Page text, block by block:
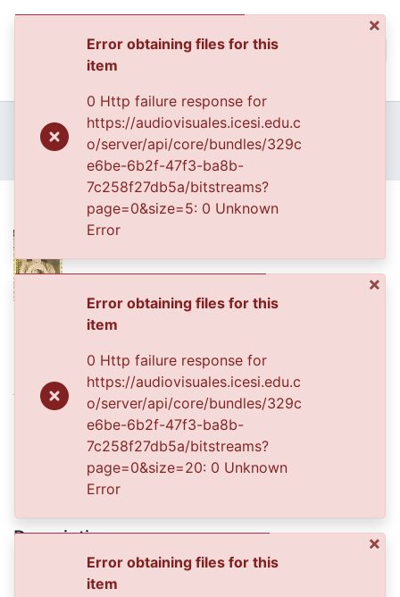
All of DSpace
Statistics
Home
Archivo del Patrimonio Fotográfico y Fílmico del Valle del Cauca
Fondo Archivo del Patrimonio Fotográfico y Fílmico del Valle del Cauca
Lo Cotidiano
APFFVC - Fotos Familiares - Patrimonial
BEATRÍZ BENAVIDES
BEATRÍZ BENAVIDES
1959-01-01
Authors
Publisher
Description
BEATRÍZ BENAVIDES.
Santiago de Cali, C. 1959.
×
Error obtaining files for this
item
0 Http failure response for
https://audiovisuales.icesi.edu.c
o/server/api/core/bundles/329c
e6be-6b2f-47f3-ba8b-
7c258f27db5a/bitstreams?
page=0&size=5: 0 Unknown
Error
×
Error obtaining files for this
item
0 Http failure response for
https://audiovisuales.icesi.edu.c
o/server/api/core/bundles/329c
e6be-6b2f-47f3-ba8b-
7c258f27db5a/bitstreams?
page=0&size=20: 0 Unknown
Error
×
Error obtaining files for this
item